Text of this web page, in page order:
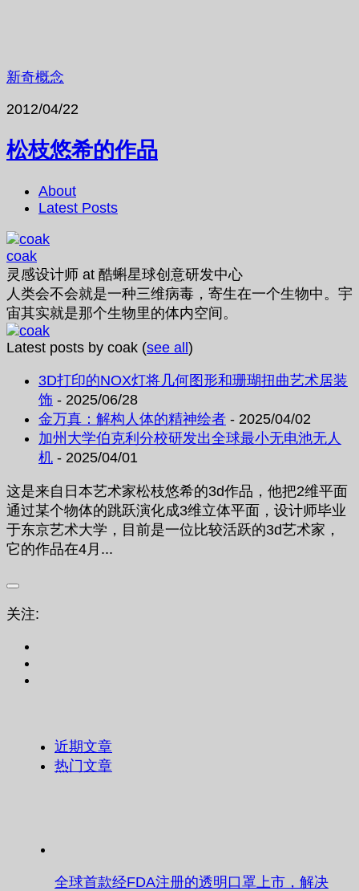
新奇概念
2012/04/22
松枝悠希的作品
About
Latest Posts
coak
灵感设计师 at 酷蝌星球创意研发中心
人类会不会就是一种三维病毒，寄生在一个生物中。宇
宙其实就是那个生物里的体内空间。
Latest posts by coak (see all)
3D打印的NOX灯将几何图形和珊瑚扭曲艺术居装
饰 - 2025/06/28
金万真：解构人体的精神绘者 - 2025/04/02
加州大学伯克利分校研发出全球最小无电池无人
机 - 2025/04/01
这是来自日本艺术家松枝悠希的3d作品，他把2维平面
通过某个物体的跳跃演化成3维立体平面，设计师毕业
于东京艺术大学，目前是一位比较活跃的3d艺术家，
它的作品在4月...
关注:
近期文章
热门文章
全球首款经FDA注册的透明口罩上市，解决